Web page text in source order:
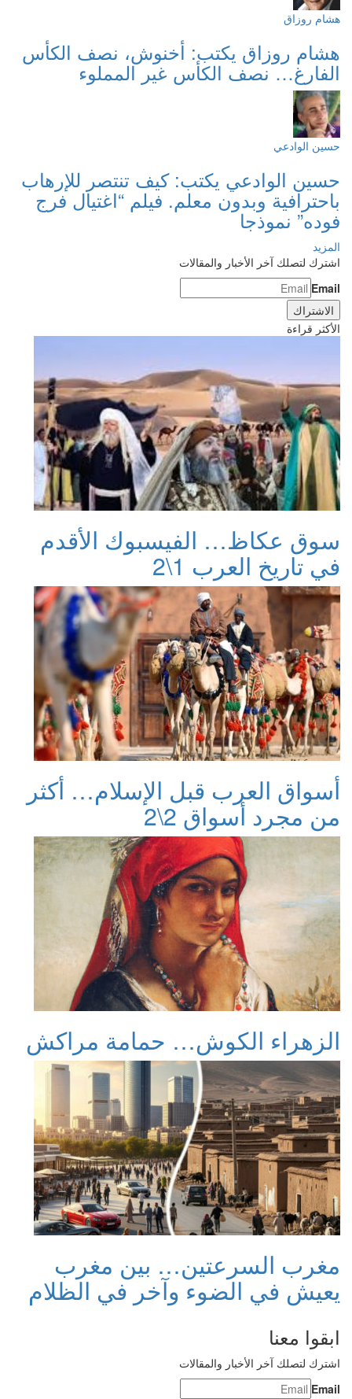
هشام روزاق
هشام روزاق يكتب: أخنوش، نصف الكأس
الفارغ… نصف الكأس غير المملوء
حسين الوادعي
حسين الوادعي يكتب: كيف تنتصر للإرهاب
باحترافية وبدون معلم. فيلم “اغتيال فرج
فوده” نموذجا
المزيد
اشترك لتصلك آخر الأخبار والمقالات
Email
الأكثر قراءة
سوق عكاظ… الفيسبوك الأقدم
في تاريخ العرب 1\2
أسواق العرب قبل الإسلام… أكثر
من مجرد أسواق 2\2
الزهراء الكوش… حمامة مراكش
مغرب السرعتين… بين مغرب
يعيش في الضوء وآخر في الظلام
ابقوا معنا
اشترك لتصلك آخر الأخبار والمقالات
Email